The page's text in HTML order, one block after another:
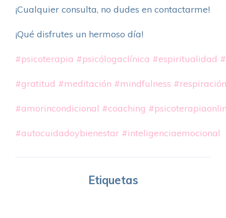
¡Cualquier consulta, no dudes en contactarme!
¡Qué disfrutes un hermoso día!
#psicoterapia #psicólogaclínica #espiritualidad
#gratitud #meditación #mindfulness #respiración
#amorincondicional #coaching
#autocuidadoybienestar #inteligenciaemocional
Etiquetas